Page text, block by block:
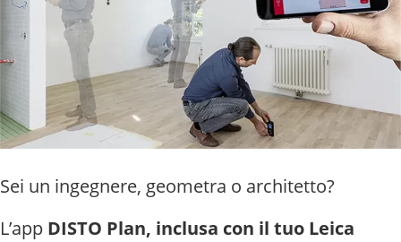
Sei un ingegnere, geometra o architetto?
L’app DISTO Plan, inclusa con il tuo Leica